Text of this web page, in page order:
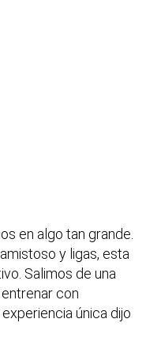
en algo tan grande.
y ligas, esta
Salimos de una
con
única dijo